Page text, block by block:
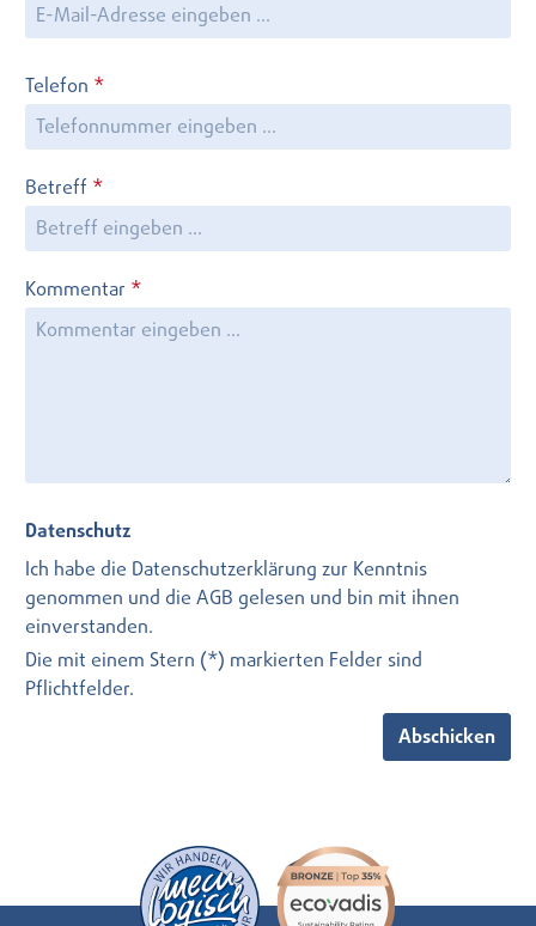
Telefon *
Betreff *
Kommentar *
Datenschutz
Ich habe die Datenschutzerklärung zur Kenntnis
genommen und die AGB gelesen und bin mit ihnen
einverstanden.
Die mit einem Stern (*) markierten Felder sind
Pflichtfelder.
Abschicken